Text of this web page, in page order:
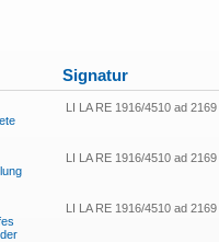
Signatur
LI LA RE 1916/4510 ad 2169
LI LA RE 1916/4510 ad 2169
LI LA RE 1916/4510 ad 2169